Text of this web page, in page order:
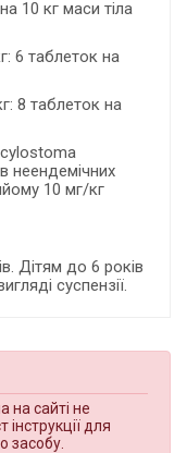
10 кг маси тіла
6 таблеток на
8 таблеток на
неендемічних
10 мг/кг
Дітям до 6 років
суспензії.
на сайті не
інструкції для
засобу.